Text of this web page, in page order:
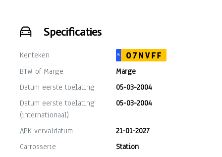
Specificaties
Kenteken NL
07NVFF
BTW of Marge
Marge
Datum eerste toelating
05-03-2004
Datum eerste toelating
(internationaal)
05-03-2004
APK vervaldatum
21-01-2027
Carrosserie
Station